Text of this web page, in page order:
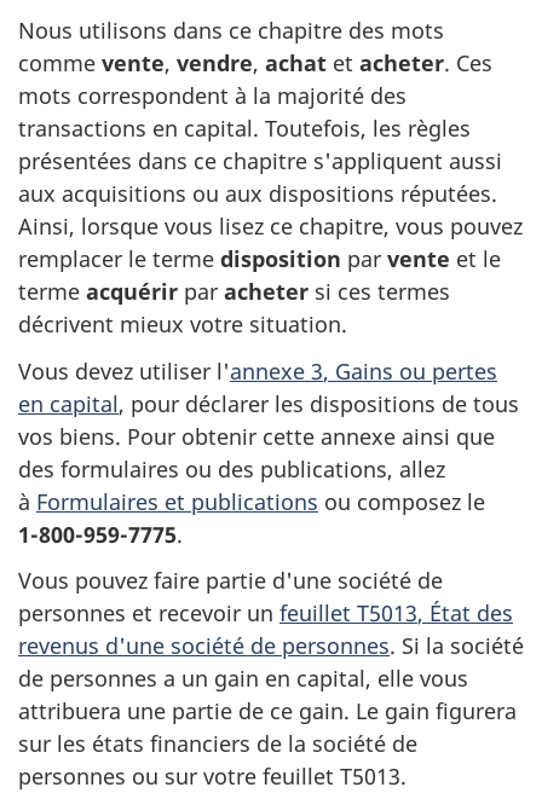
Nous utilisons dans ce chapitre des mots
comme vente, vendre, achat et acheter. Ces
mots correspondent à la majorité des
transactions en capital. Toutefois, les règles
présentées dans ce chapitre s'appliquent aussi
aux acquisitions ou aux dispositions réputées.
Ainsi, lorsque vous lisez ce chapitre, vous pouvez
remplacer le terme disposition par vente et le
terme acquérir par acheter si ces termes
décrivent mieux votre situation.
Vous devez utiliser l'annexe 3, Gains ou pertes
en capital, pour déclarer les dispositions de tous
vos biens. Pour obtenir cette annexe ainsi que
des formulaires ou des publications, allez
à Formulaires et publications ou composez le
1-800-959-7775.
Vous pouvez faire partie d'une société de
personnes et recevoir un feuillet T5013, État des
revenus d'une société de personnes. Si la société
de personnes a un gain en capital, elle vous
attribuera une partie de ce gain. Le gain figurera
sur les états financiers de la société de
personnes ou sur votre feuillet T5013.